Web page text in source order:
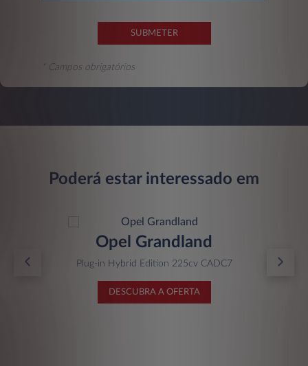
SUBMETER
* Campos obrigatórios
Poderá estar interessado em
Opel Grandland
Plug-in Hybrid Edition 225cv CADC7
DESCUBRA A OFERTA